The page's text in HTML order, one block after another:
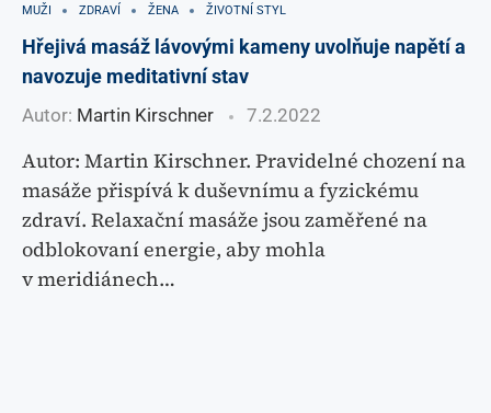
MUŽI ZDRAVÍ ŽENA ŽIVOTNÍ STYL
Hřejivá masáž lávovými kameny uvolňuje napětí a
navozuje meditativní stav
Autor: Martin Kirschner 7.2.2022
Autor: Martin Kirschner. Pravidelné chození na
masáže přispívá k duševnímu a fyzickému
zdraví. Relaxační masáže jsou zaměřené na
odblokovaní energie, aby mohla
v meridiánech…